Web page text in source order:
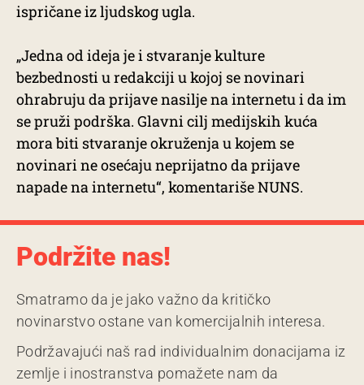
ispričane iz ljudskog ugla.
„Jedna od ideja je i stvaranje kulture
bezbednosti u redakciji u kojoj se novinari
ohrabruju da prijave nasilje na internetu i da im
se pruži podrška. Glavni cilj medijskih kuća
mora biti stvaranje okruženja u kojem se
novinari ne osećaju neprijatno da prijave
napade na internetu“, komentariše NUNS.
Podržite nas!
Smatramo da je jako važno da kritičko
novinarstvo ostane van komercijalnih interesa.
Podržavajući naš rad individualnim donacijama iz
zemlje i inostranstva pomažete nam da